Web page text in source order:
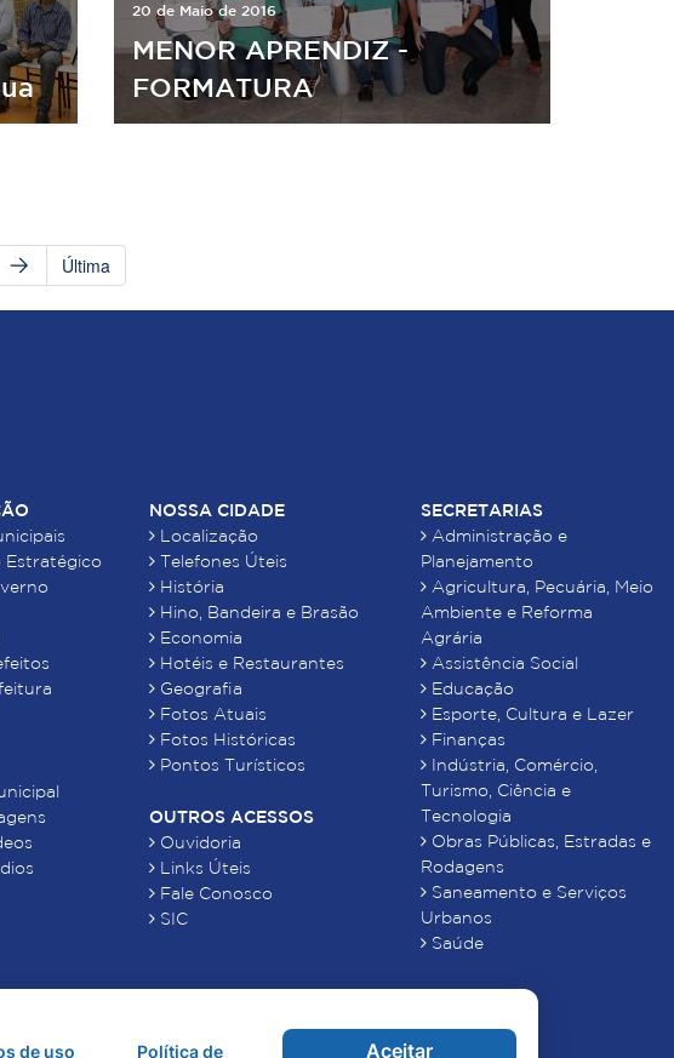
20 de Maio de 2016
MENOR APRENDIZ -
FORMATURA
Última
Estratégico
NOSSA CIDADE
Localização
Telefones Úteis
História
Hino, Bandeira e Brasão
Economia
Hotéis e Restaurantes
Geografia
Fotos Atuais
Fotos Históricas
Pontos Turísticos
OUTROS ACESSOS
Ouvidoria
Links Úteis
Fale Conosco
SIC
SECRETARIAS
Administração e
Planejamento
Agricultura, Pecuária, Meio
Ambiente e Reforma
Agrária
Assistência Social
Educação
Esporte, Cultura e Lazer
Finanças
Indústria, Comércio,
Turismo, Ciência e
Tecnologia
Obras Públicas, Estradas e
Rodagens
Saneamento e Serviços
Urbanos
Saúde
de uso Política de Aceitar